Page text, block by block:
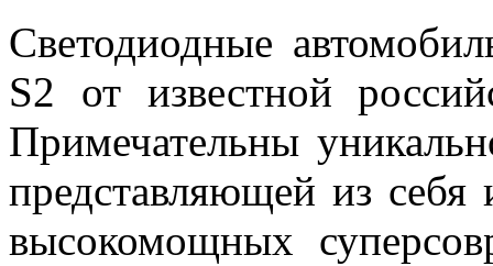
Светодиодные
S2 от известной
Примечательны
представляющей из себя
высокомощных